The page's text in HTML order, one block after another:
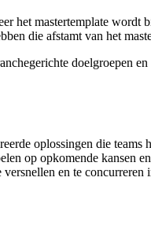
het mastertemplate
die afstamt van het
doelgroepen
oplossingen die teams
op opkomende kansen
en te concurreren